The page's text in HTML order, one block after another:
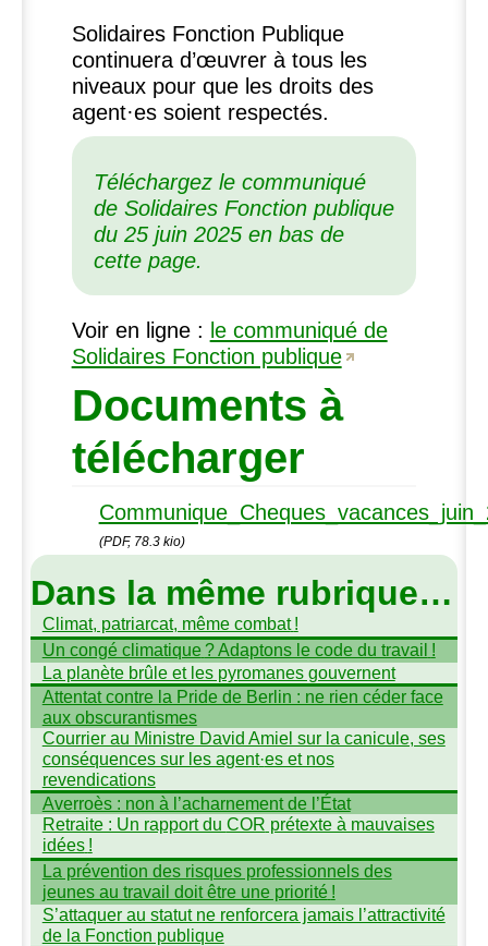
Solidaires Fonction Publique
continuera d’œuvrer à tous les
niveaux pour que les droits des
agent·es soient respectés.
Téléchargez le communiqué
de Solidaires Fonction publique
du 25 juin 2025 en bas de
cette page.
Voir en ligne : le communiqué de
Solidaires Fonction publique
Documents à
télécharger
(PDF, 78.3 kio)
Dans la même rubrique…
Climat, patriarcat, même combat !
Un congé climatique ? Adaptons le code du travail !
La planète brûle et les pyromanes gouvernent
Attentat contre la Pride de Berlin : ne rien céder face
aux obscurantismes
Courrier au Ministre David Amiel sur la canicule, ses
conséquences sur les agent·es et nos
revendications
Averroès : non à l’acharnement de l’État
Retraite : Un rapport du COR prétexte à mauvaises
idées !
La prévention des risques professionnels des
jeunes au travail doit être une priorité !
S’attaquer au statut ne renforcera jamais l’attractivité
de la Fonction publique